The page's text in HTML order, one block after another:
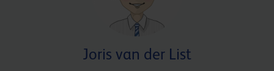
Joris van der List